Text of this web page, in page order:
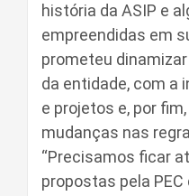
história da ASIP e
empreendidas em
prometeu
da entidade, com a
e projetos e, por
mudanças nas
“Precisamos ficar
propostas pela